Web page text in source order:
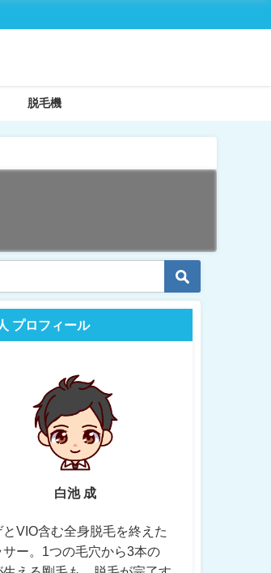
脱毛機
プロフィール
白池 成
とVIO含む全身脱毛を終えた
サー。1つの毛穴から3本の